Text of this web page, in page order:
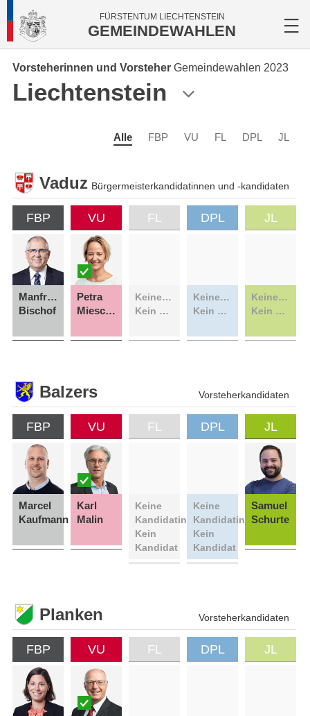
FÜRSTENTUM LIECHTENSTEIN
GEMEINDEWAHLEN
Vorsteherinnen und Vorsteher Gemeindewahlen 2023
Liechtenstein
Alle FBP VU FL DPL JL
Vaduz Bürgermeisterkandidatinnen und -kandidaten
FBP
Manfred
Bischof
VU
Petra
Miescher
FL
Keine Kandidatin
Kein Kandidat
DPL
Keine Kandidatin
Kein Kandidat
JL
Keine Kandidatin
Kein Kandidat
Balzers Vorsteherkandidaten
FBP
Marcel
Kaufmann
VU
Karl
Malin
FL
Keine
Kandidatin
Kein
Kandidat
DPL
Keine
Kandidatin
Kein
Kandidat
JL
Samuel
Schurte
Planken Vorsteherkandidaten
FBP VU FL DPL JL